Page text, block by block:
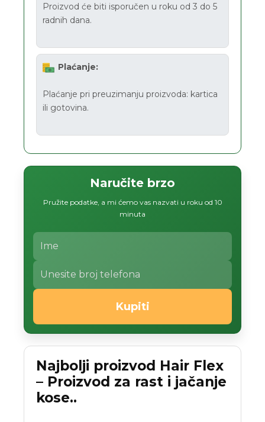
Proizvod će biti isporučen u roku od 3 do 5
radnih dana.
Plaćanje:
Plaćanje pri preuzimanju proizvoda: kartica
ili gotovina.
Naručite brzo
Pružite podatke, a mi ćemo vas nazvati u roku od 10
minuta
Kupiti
Najbolji proizvod Hair Flex
– Proizvod za rast i jačanje
kose..